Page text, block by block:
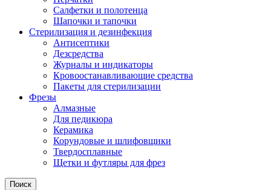
Салфетки и полотенца
Шапочки и тапочки
Стерилизация и дезинфекция
Антисептики
Дезсредства
Журналы и индикаторы
Кровоостанавливающие средства
Пакеты для стерилизации
Фрезы
Алмазные
Для педикюра
Керамика
Корундовые и шлифовщики
Твердосплавные
Щетки и футляры для фрез
Поиск